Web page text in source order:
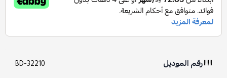
رقم الموديل BD-32210